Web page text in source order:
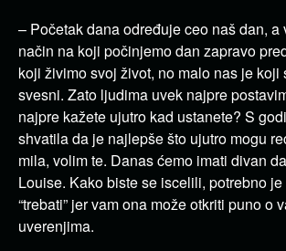
– Početak dana određuje ceo naš dan, a
način na koji počinjemo dan zapravo
koji živimo svoj život, no malo nas je koji
svesni. Zato ljudima uvek najpre
najpre kažete ujutro kad ustanete? S
shvatila da je najlepše što ujutro mogu
mila, volim te. Danas ćemo imati divan
Louise. Kako biste se iscelili, potrebno
“trebati” jer vam ona može otkriti puno o
uverenjima.